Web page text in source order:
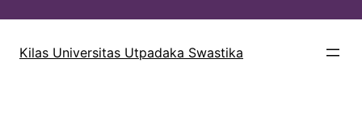
Kilas Universitas Utpadaka Swastika